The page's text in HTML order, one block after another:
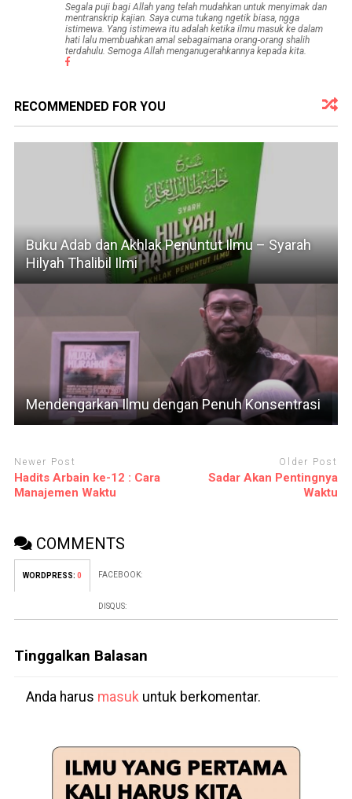
Segala puji bagi Allah yang telah mudahkan untuk menyimak dan
mentranskrip kajian. Saya cuma tukang ngetik biasa, ngga
istimewa. Yang istimewa itu adalah ketika ilmu masuk ke dalam
hati lalu membuahkan amal sebagaimana orang-orang shalih
terdahulu. Semoga Allah menganugerahkannya kepada kita.
RECOMMENDED FOR YOU
Buku Adab dan Akhlak Penuntut Ilmu – Syarah
Hilyah Thalibil Ilmi
Mendengarkan Ilmu dengan Penuh Konsentrasi
Newer Post
Hadits Arbain ke-12 : Cara
Manajemen Waktu
Older Post
Sadar Akan Pentingnya
Waktu
COMMENTS
WORDPRESS: 0 FACEBOOK:
DISQUS:
Tinggalkan Balasan
Anda harus masukuntuk berkomentar.